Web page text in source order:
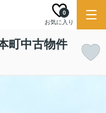
お気に入り
0
町中古物件